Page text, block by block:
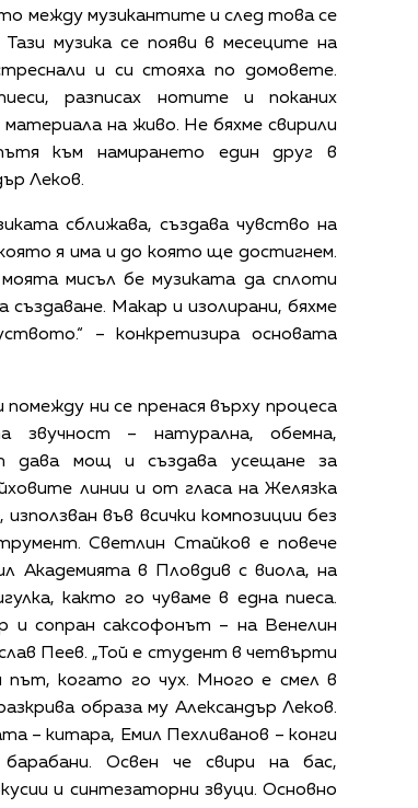
между музикантите и след това се
музика се появи в месеците на
и си стояха по домовете.
разписах нотите и поканих
на живо. Не бяхме свирили
към намирането един друг в
Леков.
сближава, създава чувство на
я има и до която ще достигнем.
мисъл бе музиката да сплоти
Макар и изолирани, бяхме
– конкретизира основата
ни се пренася върху процеса
звучност – натурална, обемна,
дава мощ и създава усещане за
линии и от гласа на Желязка
във всички композиции без
Светлин Стайков е повече
Академията в Пловдив с виола, на
както го чуваме в една пиеса.
и сопран саксофонът – на Венелин
Пеев. „Той е студент в четвърти
когато го чух. Много е смел в
образа му Александър Леков.
– китара, Емил Пехливанов – конги
Освен че свири на бас,
и синтезаторни звуци. Основно